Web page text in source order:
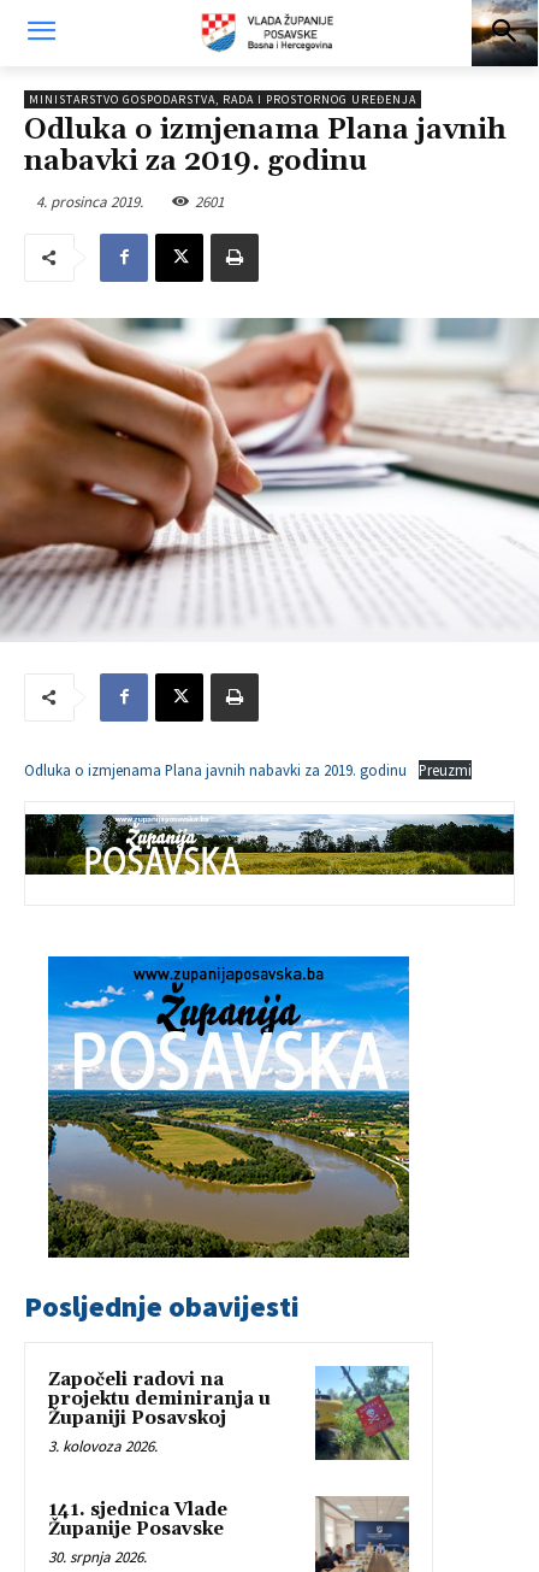
MINISTARSTVO GOSPODARSTVA, RADA I PROSTORNOG UREĐENJA
Odluka o izmjenama Plana javnih
nabavki za 2019. godinu
4. prosinca 2019. 2601
Odluka o izmjenama Plana javnih nabavki za 2019. godinu Preuzmi
Posljednje obavijesti
Započeli radovi na
projektu deminiranja u
Županiji Posavskoj
3. kolovoza 2026.
141. sjednica Vlade
Županije Posavske
30. srpnja 2026.